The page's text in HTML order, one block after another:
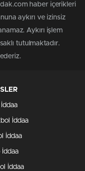
haber içerikleri
aykırı ve izinsiz
Aykırı işlem
tutulmaktadır.
İddaa
İddaa
İddaa
İddaa